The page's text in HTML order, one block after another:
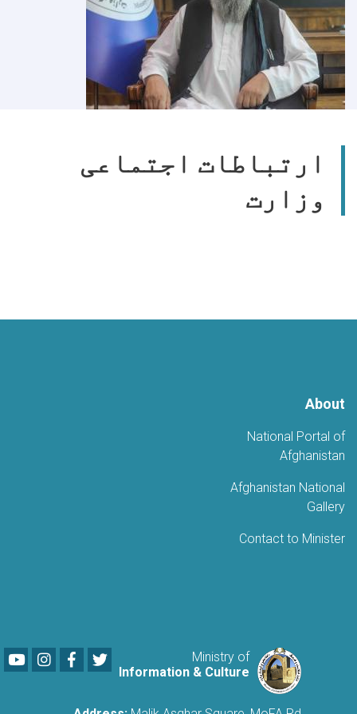
ارتباطات اجتماعی
وزارت
About
National Portal of
Afghanistan
Afghanistan National
Gallery
Contact to Minister
Ministry of
Information & Culture
YoutubeLinkedIn
Facebook